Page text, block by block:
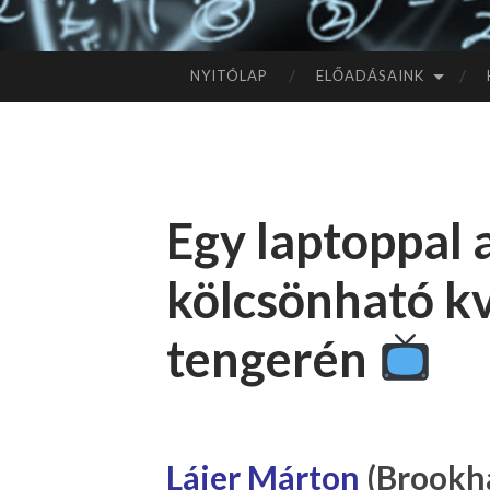
A
NYITÓLAP ELŐADÁSAINK
Egy laptoppal
kölcsönható
tengerén
Lájer Márton